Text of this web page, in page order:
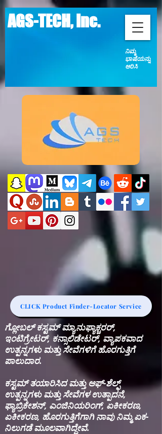
AGS-TECH, Inc.
ನಿಮ್ಮ
ಭಾಷೆಯನ್ನು
ಆರಿಸಿ
CLICK Product Finder-Locator Service
ಗ್ಲೋಬಲ್ ಕಸ್ಟಮ್ ಮ್ಯಾನುಫ್ಯಾಕ್ಚರರ್,
ಇಂಟಿಗ್ರೇಟರ್, ಕನ್ಸಾಲಿಡೇಟರ್, ವ್ಯಾಪಕವಾದ
ಉತ್ಪನ್ನಗಳು ಮತ್ತು ಸೇವೆಗಳಿಗೆ ಹೊರಗುತ್ತಿಗೆ
ಪಾಲುದಾರ.
ಕಸ್ಟಮ್ ತಯಾರಿಸಿದ ಮತ್ತು ಆಫ್-ಶೆಲ್ಫ್
ಉತ್ಪನ್ನಗಳು ಮತ್ತು ಸೇವೆಗಳ ಉತ್ಪಾದನೆ,
ಫ್ಯಾಬ್ರಿಕೇಶನ್, ಎಂಜಿನಿಯರಿಂಗ್, ಏಕೀಕರಣ,
ಏಕೀಕರಣ, ಹೊರಗುತ್ತಿಗೆಗಾಗಿ ನಾವು ನಿಮ್ಮ ಏಕ-
ನಿಲುಗಡೆ ಮೂಲವಾಗಿದ್ದೇವೆ.